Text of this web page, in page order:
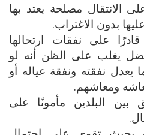
الانتقال مصلحة يعتد بها
بدون الاغتراب.
على نفقات ارتحالها
يغلب على الظن أنه لو
يعدل نفقته ونفقة عياله أو
ومعاشهم.
بين البلدين مأمونًا على